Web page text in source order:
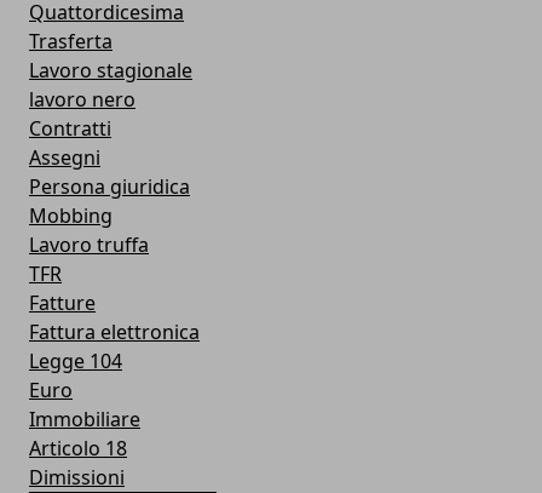
Quattordicesima
Trasferta
Lavoro stagionale
lavoro nero
Contratti
Assegni
Persona giuridica
Mobbing
Lavoro truffa
TFR
Fatture
Fattura elettronica
Legge 104
Euro
Immobiliare
Articolo 18
Dimissioni